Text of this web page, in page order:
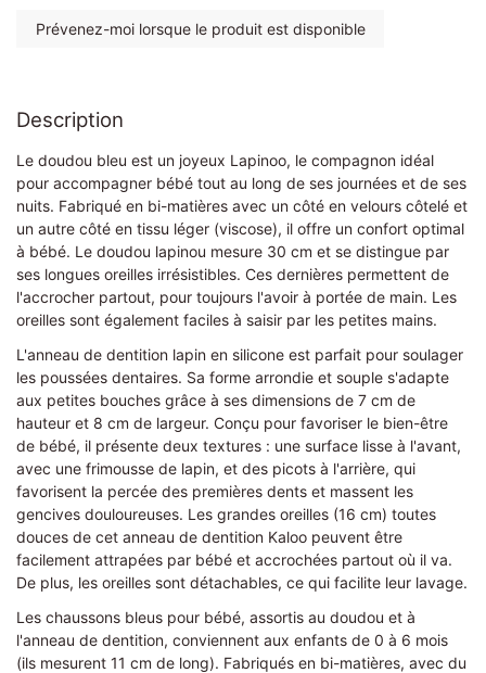
Description
Le doudou bleu est un joyeux Lapinoo, le compagnon idéal
pour accompagner bébé tout au long de ses journées et de ses
nuits. Fabriqué en bi-matières avec un côté en velours côtelé et
un autre côté en tissu léger (viscose), il offre un confort optimal
à bébé. Le doudou lapinou mesure 30 cm et se distingue par
ses longues oreilles irrésistibles. Ces dernières permettent de
l'accrocher partout, pour toujours l'avoir à portée de main. Les
oreilles sont également faciles à saisir par les petites mains.
L'anneau de dentition lapin en silicone est parfait pour soulager
les poussées dentaires. Sa forme arrondie et souple s'adapte
aux petites bouches grâce à ses dimensions de 7 cm de
hauteur et 8 cm de largeur. Conçu pour favoriser le bien-être
de bébé, il présente deux textures : une surface lisse à l'avant,
avec une frimousse de lapin, et des picots à l'arrière, qui
favorisent la percée des premières dents et massent les
gencives douloureuses. Les grandes oreilles (16 cm) toutes
douces de cet anneau de dentition Kaloo peuvent être
facilement attrapées par bébé et accrochées partout où il va.
De plus, les oreilles sont détachables, ce qui facilite leur lavage.
Les chaussons bleus pour bébé, assortis au doudou et à
l'anneau de dentition, conviennent aux enfants de 0 à 6 mois
(ils mesurent 11 cm de long). Fabriqués en bi-matières, avec du